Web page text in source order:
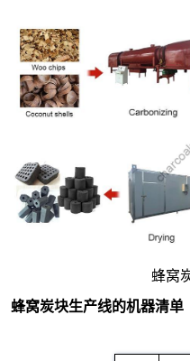
蜂窝
蜂窝炭块生产线的机器清单